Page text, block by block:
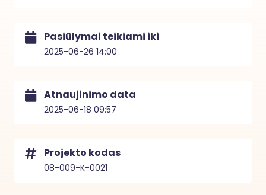
Pasiūlymai teikiami iki
2025-06-26 14:00
Atnaujinimo data
2025-06-18 09:57
Projekto kodas
08-009-K-0021